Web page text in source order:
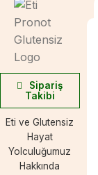
Sipariş
Takibi
Eti ve Glutensiz
Hayat
Yolculuğumuz
Hakkında